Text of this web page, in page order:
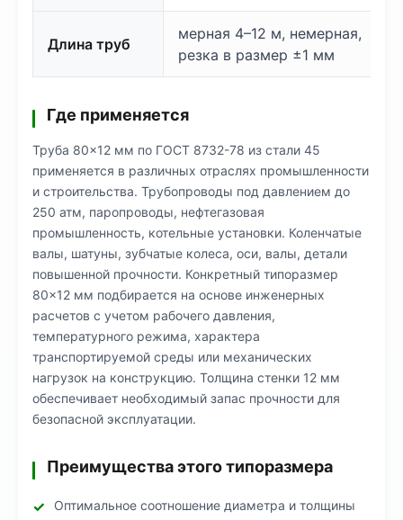
Длина труб
мерная 4–12 м, немерная,
резка в размер ±1 мм
Где применяется
Труба 80×12 мм по ГОСТ 8732-78 из стали 45
применяется в различных отраслях промышленности
и строительства. Трубопроводы под давлением до
250 атм, паропроводы, нефтегазовая
промышленность, котельные установки. Коленчатые
валы, шатуны, зубчатые колеса, оси, валы, детали
повышенной прочности. Конкретный типоразмер
80×12 мм подбирается на основе инженерных
расчетов с учетом рабочего давления,
температурного режима, характера
транспортируемой среды или механических
нагрузок на конструкцию. Толщина стенки 12 мм
обеспечивает необходимый запас прочности для
безопасной эксплуатации.
Преимущества этого типоразмера
Оптимальное соотношение диаметра и толщины